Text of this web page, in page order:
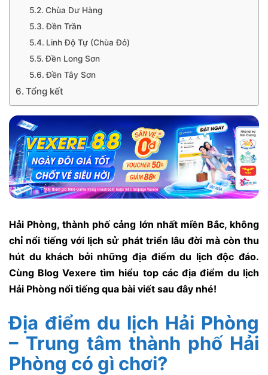
Chùa Dư Hàng
Đền Trần
Linh Độ Tự (Chùa Đỏ)
Đền Long Sơn
Đền Tây Sơn
Tổng kết
Hải Phòng, thành phố cảng lớn nhất miền Bắc, không
chỉ nổi tiếng với lịch sử phát triển lâu đời mà còn thu
hút du khách bởi những địa điểm du lịch độc đáo.
Cùng Blog Vexere tìm hiểu top các địa điểm du lịch
Hải Phòng nổi tiếng qua bài viết sau đây nhé!
Địa điểm du lịch Hải Phòng
– Trung tâm thành phố Hải
Phòng có gì chơi?